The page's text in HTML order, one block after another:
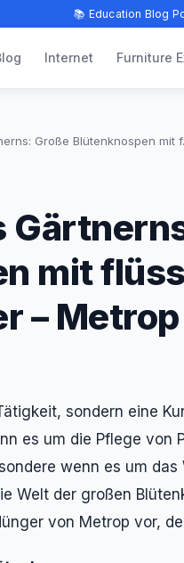
📚 Education Blog
Internet Furniture
Große Blütenknospen mit
mit
– Metrop
sondern eine
es um die Pflege von
wenn es um
Welt der großen
von Metrop vor,